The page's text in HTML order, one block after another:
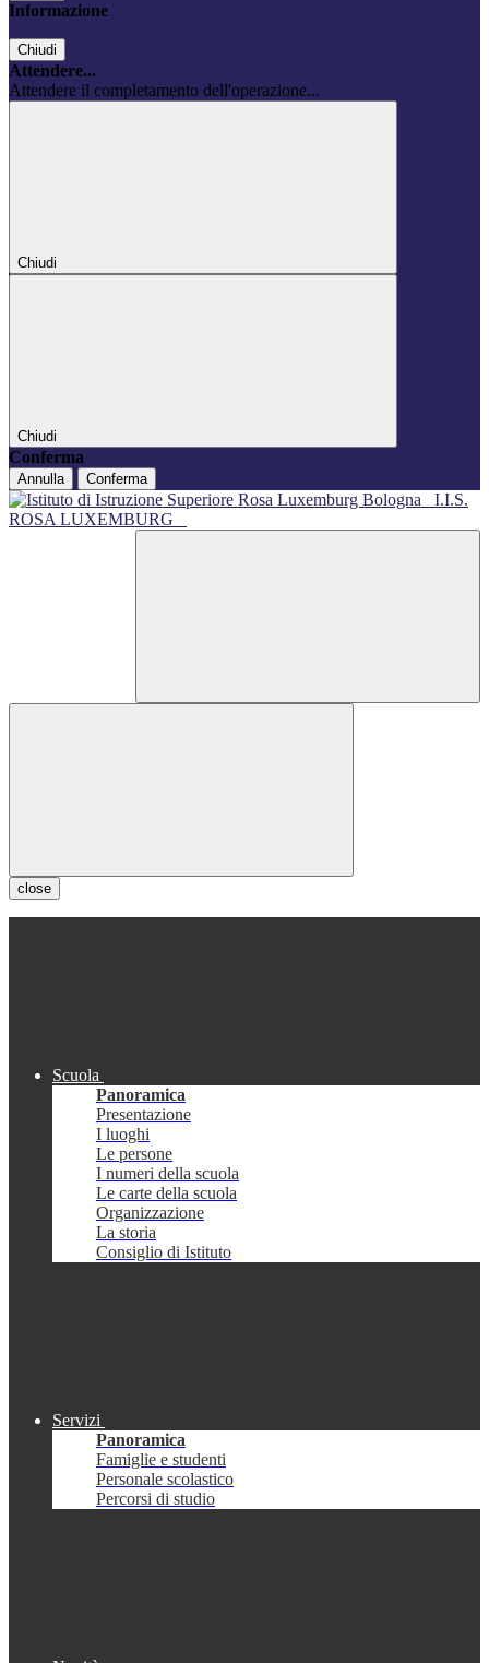
Informazione
Chiudi
Attendere...
Attendere il completamento dell'operazione...
Chiudi
Chiudi
Conferma
Annulla Conferma
I.I.S.
ROSA LUXEMBURG
close
Scuola
Panoramica
Presentazione
I luoghi
Le persone
I numeri della scuola
Le carte della scuola
Organizzazione
La storia
Consiglio di Istituto
Servizi
Panoramica
Famiglie e studenti
Personale scolastico
Percorsi di studio